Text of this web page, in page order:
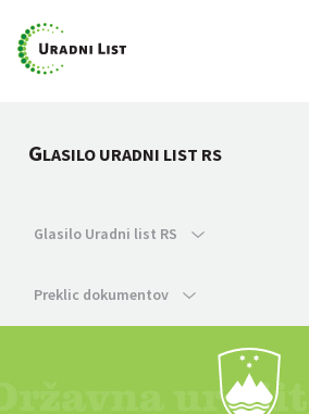
GLASILO URADNI LIST RS
Glasilo Uradni list RS
Preklic dokumentov